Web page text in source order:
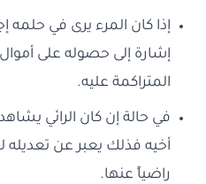
إذا كان المرء يرى في
إشارة إلى حصوله على
المتراكمة عليه.
في حالة إن كان الرائي
أخيه فذلك يعبر عن تعديله
راضياً عنها.